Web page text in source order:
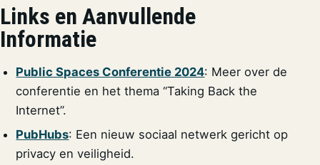
Links en Aanvullende
Informatie
Public Spaces Conferentie 2024: Meer over de
conferentie en het thema “Taking Back the
Internet”.
PubHubs: Een nieuw sociaal netwerk gericht op
privacy en veiligheid.